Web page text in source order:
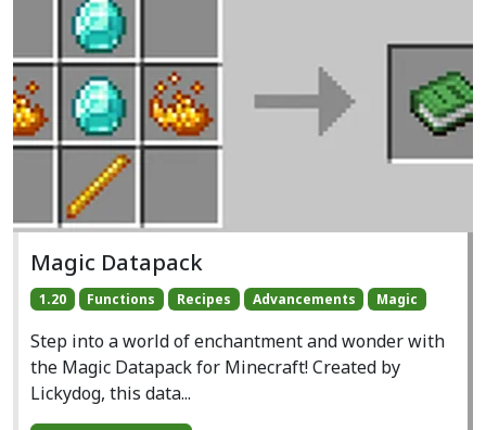
Magic Datapack
1.20 Functions Recipes Advancements Magic
Step into a world of enchantment and wonder with
the Magic Datapack for Minecraft! Created by
Lickydog, this data...